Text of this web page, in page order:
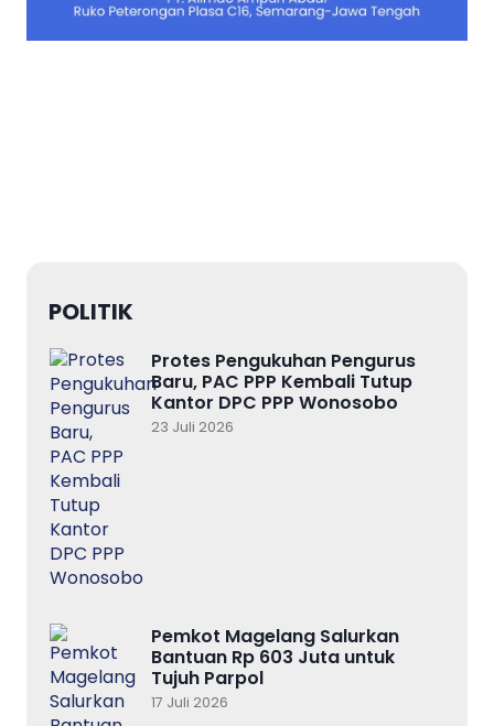
POLITIK
Protes Pengukuhan Pengurus
Baru, PAC PPP Kembali Tutup
Kantor DPC PPP Wonosobo
23 Juli 2026
Pemkot Magelang Salurkan
Bantuan Rp 603 Juta untuk
Tujuh Parpol
17 Juli 2026